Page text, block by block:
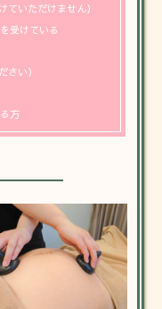
いただけません）
受けている
い）
方